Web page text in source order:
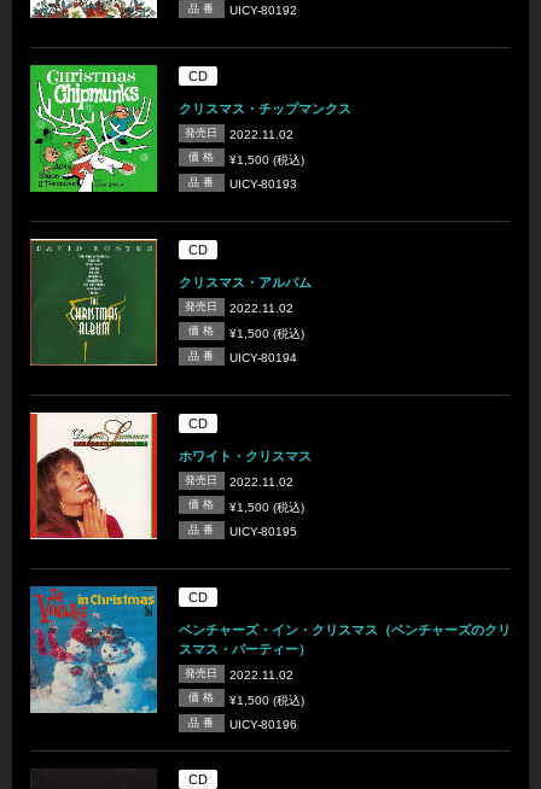
品 番 UICY-80192
CD
クリスマス・チップマンクス
発売日 2022.11.02
価 格 ¥1,500 (税込)
品 番 UICY-80193
CD
クリスマス・アルバム
発売日 2022.11.02
価 格 ¥1,500 (税込)
品 番 UICY-80194
CD
ホワイト・クリスマス
発売日 2022.11.02
価 格 ¥1,500 (税込)
品 番 UICY-80195
CD
ベンチャーズ・イン・クリスマス（ベンチャーズのクリ
スマス・パーティー）
発売日 2022.11.02
価 格 ¥1,500 (税込)
品 番 UICY-80196
CD